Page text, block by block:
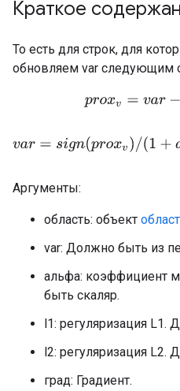
Краткое
То есть для строк, для
обновляем var следующим
pr oxv=var −a
var=sign(pr oxv /(1
Аргументы:
область: объект
var: Должно быть из
альфа: коэффициент
быть скаляр.
l1: регуляризация L1.
l2: регуляризация L2.
град: Градиент.